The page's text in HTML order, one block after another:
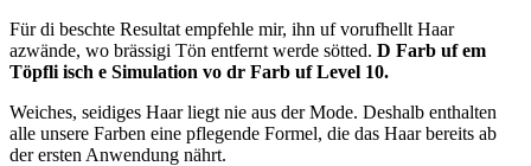
Für di beschte Resultat empfehle mir, ihn uf vorufhellt Haar
azwände, wo brässigi Tön entfernt werde sötted. D Farb uf em
Töpfli isch e Simulation vo dr Farb uf Level 10.
Weiches, seidiges Haar liegt nie aus der Mode. Deshalb enthalten
alle unsere Farben eine pflegende Formel, die das Haar bereits ab
der ersten Anwendung nährt.